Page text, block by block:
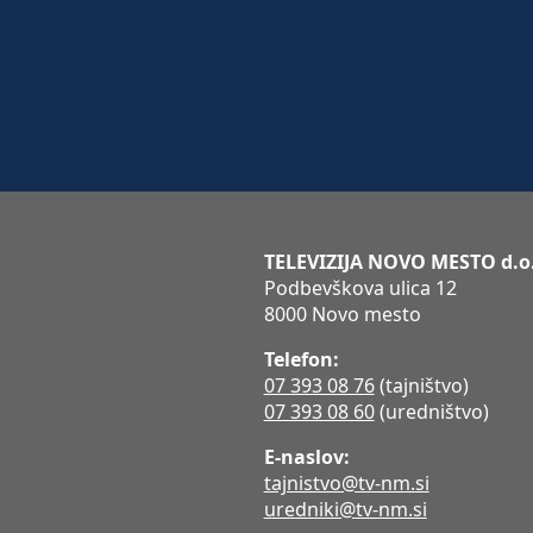
TELEVIZIJA NOVO MESTO
Podbevškova ulica 12
8000 Novo mesto
Telefon:
07 393 08 76(tajništvo)
07 393 08 60(uredništvo)
E-naslov:
tajnistvo@tv-nm.si
uredniki@tv-nm.si